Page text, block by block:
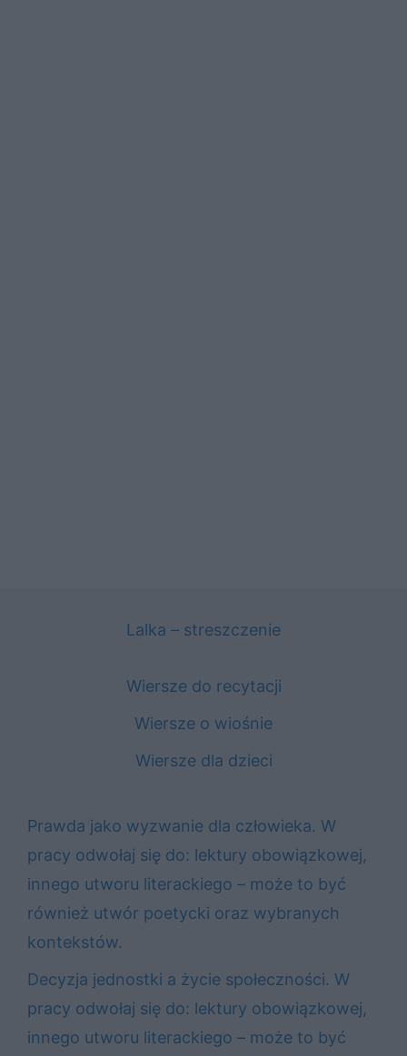
Lalka – streszczenie
Wiersze do recytacji
Wiersze o wiośnie
Wiersze dla dzieci
Prawda jako wyzwanie dla człowieka. W
pracy odwołaj się do: lektury obowiązkowej,
innego utworu literackiego – może to być
również utwór poetycki oraz wybranych
kontekstów.
Decyzja jednostki a życie społeczności. W
pracy odwołaj się do: lektury obowiązkowej,
innego utworu literackiego – może to być